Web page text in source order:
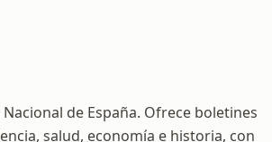
de España. Ofrece boletines
salud, economía e historia, con